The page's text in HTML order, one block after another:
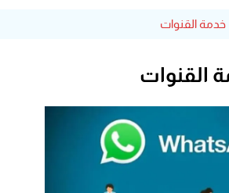
خدمة القنوات
القنوات